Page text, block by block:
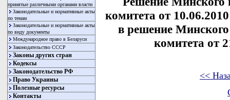
принятые различными органами власти
Законодательные и нормативные акты
по темам
Законодательные и нормативные акты
по виду документы
Международное право в Беларуси
Законодательство СССР
Законы других стран
Кодексы
Законодательство РФ
Право Украины
Полезные ресурсы
Контакты
комитета от
в решение Минского
комитета от
<<